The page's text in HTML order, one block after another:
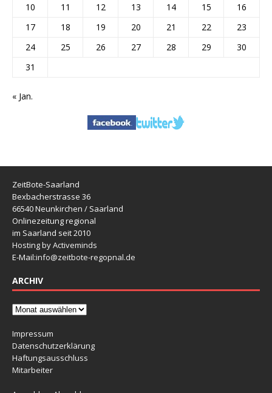
10
11 12 13 14 15
16
17
18 19 20 21 22
23
24
25 26 27 28 29
30
31
« Jan.
ZeitBote-Saarland
Bexbacherstrasse 36
66540 Neunkirchen / Saarland
Onlinezeitung regional
im Saarland seit 2010
Hosting by Activeminds
E-Mail:info@zeitbote-regopnal.de
ARCHIV
Impressum
Datenschutzerklärung
Haftungsausschluss
Mitarbeiter